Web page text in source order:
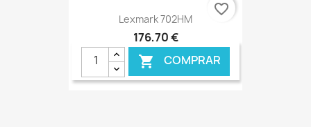
Lexmark 702HM
176,70 €
 COMPRAR
favorite_border